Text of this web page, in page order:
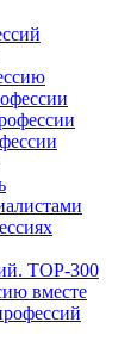
TOP-300
вместе